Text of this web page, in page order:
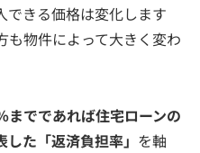
できる価格は変化します
も物件によって大きく変わ
までであれば住宅ローンの
た「返済負担率」 を軸